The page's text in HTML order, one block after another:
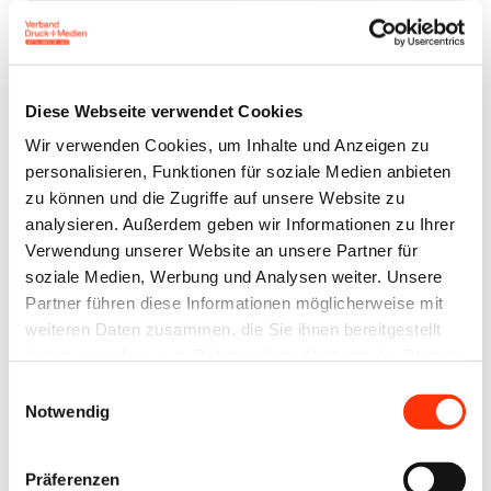
Diese Webseite verwendet Cookies
Wir verwenden Cookies, um Inhalte und Anzeigen zu
personalisieren, Funktionen für soziale Medien anbieten
zu können und die Zugriffe auf unsere Website zu
analysieren. Außerdem geben wir Informationen zu Ihrer
Verwendung unserer Website an unsere Partner für
soziale Medien, Werbung und Analysen weiter. Unsere
Partner führen diese Informationen möglicherweise mit
weiteren Daten zusammen, die Sie ihnen bereitgestellt
Notwendig
Präferenzen
E-Mail-Adresse
Passwort:
Passwort vergessen?
Ansprechpartner